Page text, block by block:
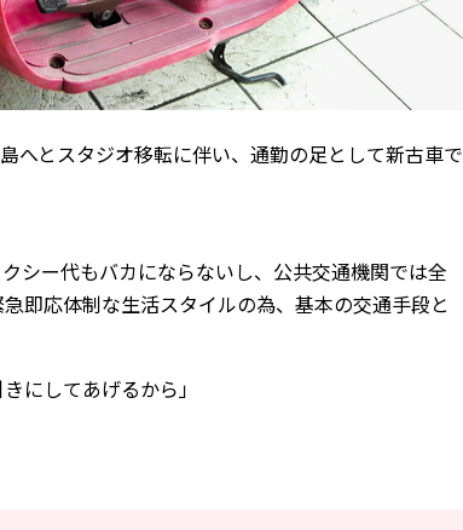
とスタジオ移転に伴い、通勤の足として新古車で
シー代もバカにならないし、公共交通機関では全
即応体制な生活スタイルの為、基本の交通手段と
にしてあげるから」